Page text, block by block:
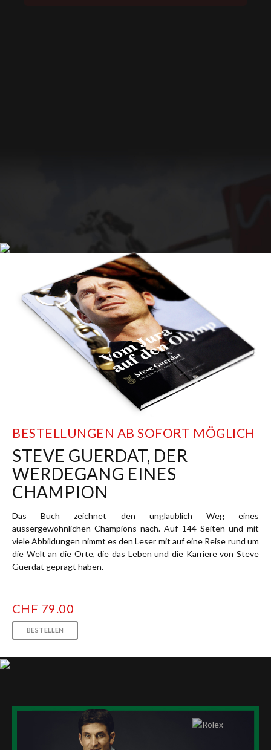
BESTELLUNGEN AB SOFORT MÖGLICH
STEVE GUERDAT, DER
WERDEGANG EINES
CHAMPION
Das Buch zeichnet den unglaublich Weg eines
aussergewöhnlichen Champions nach. Auf 144 Seiten und mit
viele Abbildungen nimmt es den Leser mit auf eine Reise rund um
die Welt an die Orte, die das Leben und die Karriere von Steve
Guerdat geprägt haben.
CHF 79.00
BESTELLEN